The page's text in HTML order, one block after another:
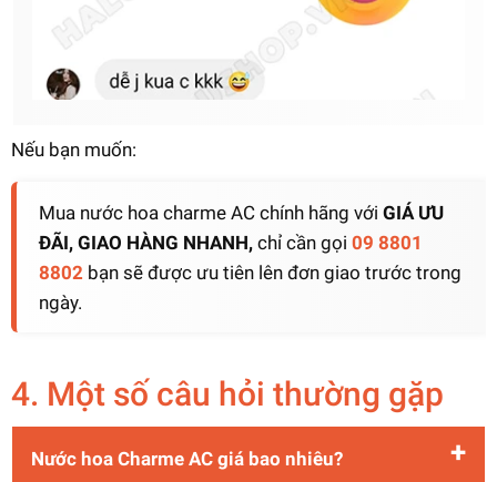
Nếu bạn muốn:
Mua nước hoa charme AC chính hãng với GIÁ ƯU
ĐÃI, GIAO HÀNG NHANH, chỉ cần gọi 09 8801
8802 bạn sẽ được ưu tiên lên đơn giao trước trong
ngày.
4. Một số câu hỏi thường gặp
Nước hoa Charme AC giá bao nhiêu?